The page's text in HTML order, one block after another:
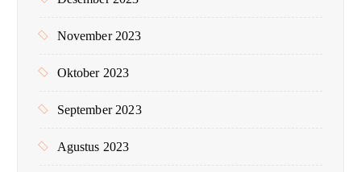
November 2023
Oktober 2023
September 2023
Agustus 2023